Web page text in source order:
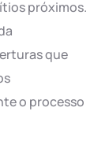
próximos.
que
o processo